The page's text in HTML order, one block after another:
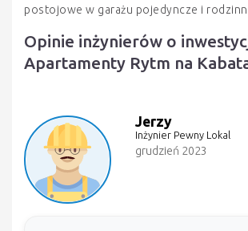
postojowe w garażu pojedyncze i
Opinie inżynierów o
Apartamenty Rytm na
Jerzy
Inżynier Pewny Lokal
grudzień 2023